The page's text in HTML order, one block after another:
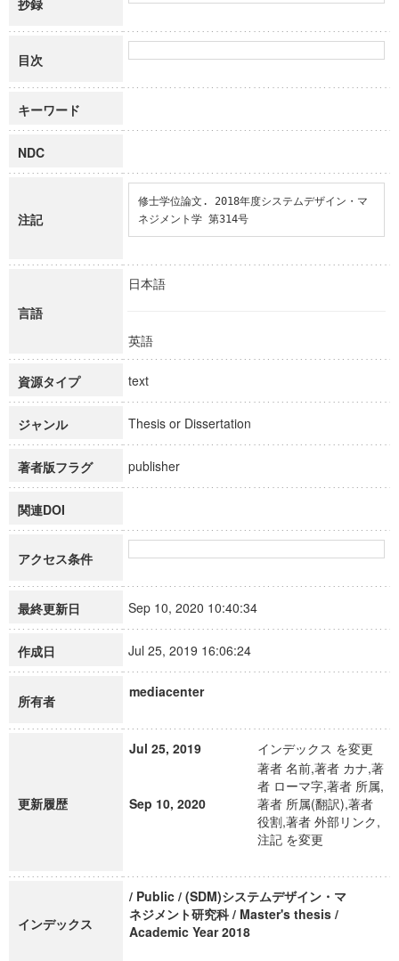
抄録
目次
キーワード
NDC
注記
修士学位論文. 2018年度システムデザイン・マ
ネジメント学 第314号
言語
日本語
英語
資源タイプ text
ジャンル Thesis or Dissertation
著者版フラグ publisher
関連DOI
アクセス条件
最終更新日 Sep 10, 2020 10:40:34
作成日 Jul 25, 2019 16:06:24
所有者
mediacenter
更新履歴
Jul 25, 2019 インデックス を変更
Sep 10, 2020
著者 名前,著者 カナ,著
者 ローマ字,著者 所属,
著者 所属(翻訳),著者
役割,著者 外部リンク,
注記 を変更
インデックス
/ Public / (SDM)システムデザイン・マ
ネジメント研究科 / Master's thesis /
Academic Year 2018